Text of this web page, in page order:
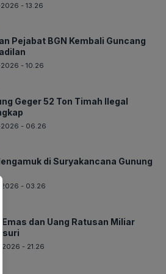
- 13.26
Pejabat BGN Kembali Guncang
- 10.26
Geger 52 Ton Timah Ilegal
- 06.26
di Suryakancana Gunung
2026 - 03.26
Emas dan Uang Ratusan Miliar
2026 - 21.26